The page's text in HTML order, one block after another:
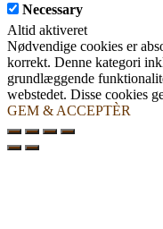
Necessary
Altid aktiveret
Nødvendige cookies er
korrekt. Denne kategori
grundlæggende
webstedet. Disse cookies
GEM & ACCEPTÈR